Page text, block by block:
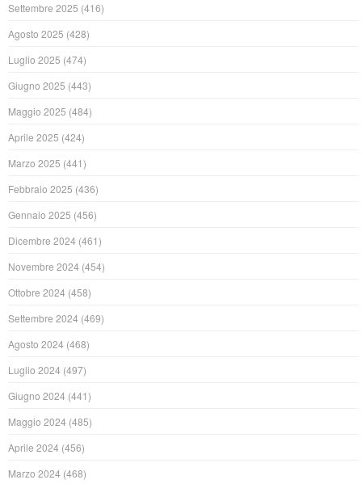
Settembre 2025 (416)
Agosto 2025 (428)
Luglio 2025 (474)
Giugno 2025 (443)
Maggio 2025 (484)
Aprile 2025 (424)
Marzo 2025 (441)
Febbraio 2025 (436)
Gennaio 2025 (456)
Dicembre 2024 (461)
Novembre 2024 (454)
Ottobre 2024 (458)
Settembre 2024 (469)
Agosto 2024 (468)
Luglio 2024 (497)
Giugno 2024 (441)
Maggio 2024 (485)
Aprile 2024 (456)
Marzo 2024 (468)